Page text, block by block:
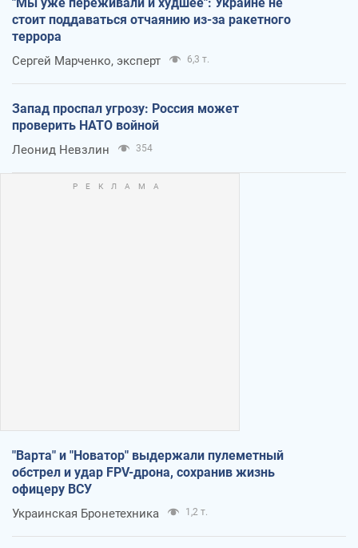
"Мы уже переживали и худшее": Украине не
стоит поддаваться отчаянию из-за ракетного
террора
Сергей Марченко, эксперт 6,3 т.
Запад проспал угрозу: Россия может
проверить НАТО войной
Леонид Невзлин 354
"Варта" и "Новатор" выдержали пулеметный
обстрел и удар FPV-дрона, сохранив жизнь
офицеру ВСУ
Украинская Бронетехника 1,2 т.